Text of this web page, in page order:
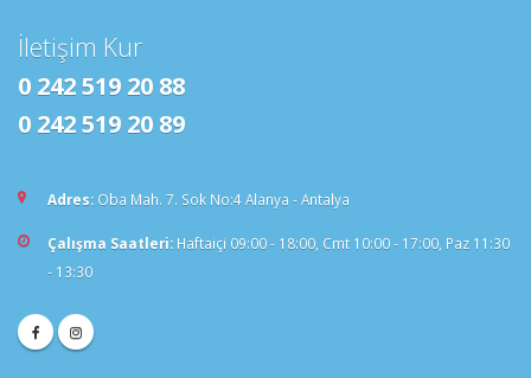
İletişim Kur
0 242 519 20 88
0 242 519 20 89
Adres: Oba Mah. 7. Sok No:4 Alanya - Antalya
Çalışma Saatleri: Haftaiçi 09:00 - 18:00, Cmt 10:00 - 17:00, Paz 11:30
- 13:30